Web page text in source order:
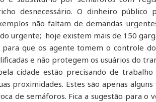
desnecessário. O dinheiro público
não faltam de demandas
urgente; hoje existem mais de 150
que os agente tomem o controle
e não protegem os usuários do
cidade estão precisando de
proximidades. Estes são apenas
de semáforos. Fica a sugestão para